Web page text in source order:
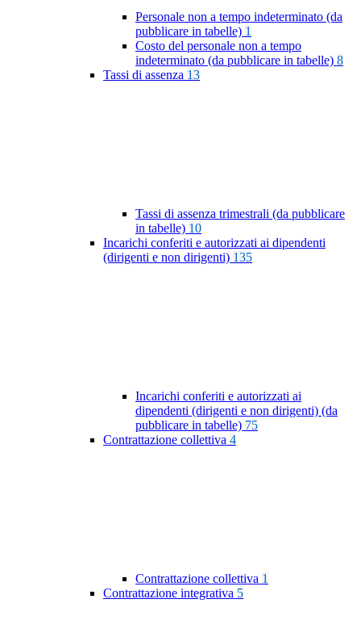
Personale non a tempo indeterminato (da
pubblicare in tabelle) 1
Costo del personale non a tempo
indeterminato (da pubblicare in tabelle) 8
Tassi di assenza 13
Tassi di assenza trimestrali (da pubblicare
in tabelle) 10
Incarichi conferiti e autorizzati ai dipendenti
(dirigenti e non dirigenti) 135
Incarichi conferiti e autorizzati ai
dipendenti (dirigenti e non dirigenti) (da
pubblicare in tabelle) 75
Contrattazione collettiva 4
Contrattazione collettiva 1
Contrattazione integrativa 5